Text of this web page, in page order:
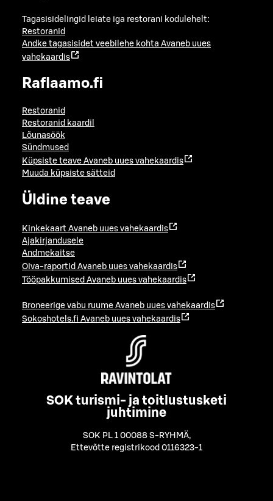
Tagasisidelingid leiate iga restorani kodulehelt:
Restoranid
Andke tagasisidet veebilehe kohta Avaneb uues
vahekaardis
Raflaamo.fi
Restoranid
Restoranid kaardil
Lõunasöök
Sündmused
Küpsiste teave Avaneb uues vahekaardis
Muuda küpsiste sätteid
Üldine teave
Kinkekaart Avaneb uues vahekaardis
Ajakirjandusele
Andmekaitse
Oiva-raportid Avaneb uues vahekaardis
Tööpakkumised Avaneb uues vahekaardis
Broneerige vabu ruume Avaneb uues vahekaardis
Sokoshotels.fi Avaneb uues vahekaardis
SOK turismi- ja toitlustusketi
juhtimine
SOK PL 1 00088 S-RYHMÄ,
Ettevõtte registrikood 0116323-1